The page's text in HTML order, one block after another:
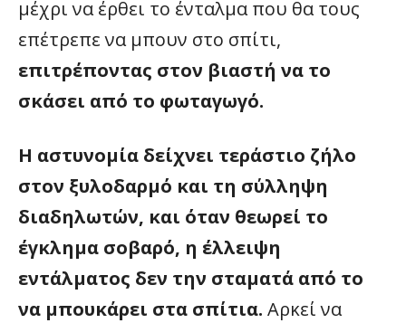
μέχρι να έρθει το ένταλμα που θα τους
επέτρεπε να μπουν στο σπίτι,
επιτρέποντας στον βιαστή να το
σκάσει από το φωταγωγό.
Η αστυνομία δείχνει τεράστιο ζήλο
στον ξυλοδαρμό και τη σύλληψη
διαδηλωτών, και όταν θεωρεί το
έγκλημα σοβαρό, η έλλειψη
εντάλματος δεν την σταματά από το
να μπουκάρει στα σπίτια. Αρκεί να